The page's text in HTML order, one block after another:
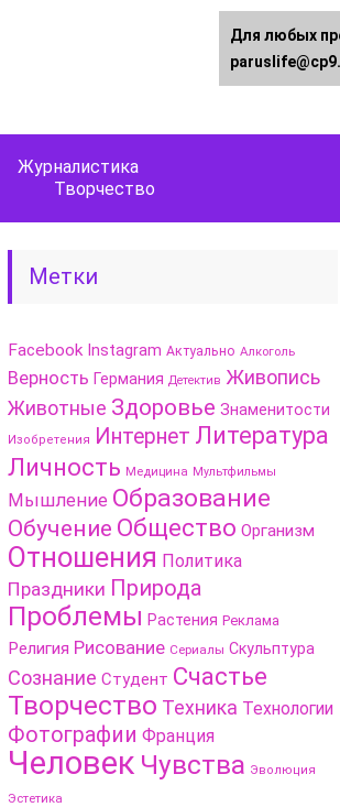
Журналистика
Творчество
Метки
Facebook Instagram Актуально Алкоголь
Верность Германия Детектив Живопись
Животные Здоровье Знаменитости
Изобретения Интернет Литература
Личность Медицина Мультфильмы
Мышление Образование
Обучение Общество Организм
Отношения Политика
Праздники Природа
Проблемы Растения Реклама
Религия Рисование Сериалы Скульптура
Сознание Студент Счастье
Творчество Техника Технологии
Фотографии Франция
Человек Чувства Эволюция
Эстетика
Для любых